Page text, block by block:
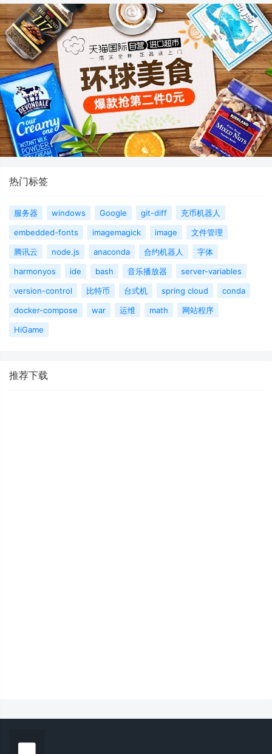
热门标签
服务器 windows Google git-diff
充币机器人
embedded-fonts
imagemagick image
文件管理
腾讯云
node.js anaconda 合约机器人
字体
harmonyos
ide bash 音乐播放器
server-variables
version-control
比特币 台式机 spring cloud
conda
docker-compose
war 运维 math
网站程序
HiGame
推荐下载